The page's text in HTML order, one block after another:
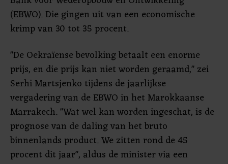
(EBWO). Die gingen uit van een economische
krimp van 30 tot 35 procent.
"De Oekraïense bevolking betaalt een enorme
prijs, en die prijs kan niet worden geraamd," zei
Serhi Martsjenko tijdens de jaarlijkse
vergadering van de EBWO in het Marokkaanse
Marrakech. "Wat wel kan worden ingeschat, is de
prognose van de daling van het bruto
binnenlands product. We zitten rond de 45
procent dit jaar", aldus de minister via een